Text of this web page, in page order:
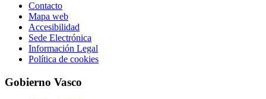
Contacto
Mapa web
Accesibilidad
Sede Electrónica
Información Legal
Política de cookies
Gobierno Vasco